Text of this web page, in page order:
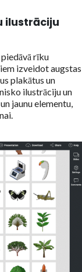
ilustrāciju
rīku
izveidot augstas
plakātus un
ilustrāciju un
jaunu elementu,